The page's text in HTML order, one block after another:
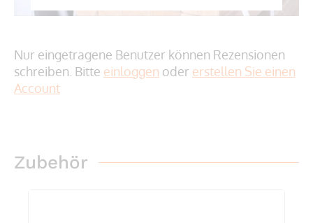
Nur eingetragene Benutzer können Rezensionen
schreiben. Bitte einloggen oder erstellen Sie einen
Account
Zubehör